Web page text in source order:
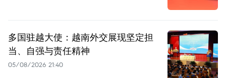
多国驻越大使：越南外交展现坚定担
当、自强与责任精神
05/08/2026 21:40